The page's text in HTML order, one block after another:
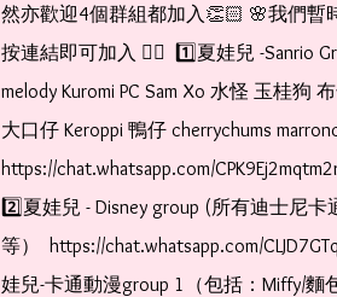
然亦歡迎4個群組都加入👏🏻 🌸我們暫
按連結即可加入 👇🏻  1️⃣夏娃兒 -Sanrio
melody Kuromi PC Sam Xo 水怪 玉桂狗
大口仔 Keroppi 鴨仔 cherrychums
https://chat.whatsapp.com/
2️⃣夏娃兒 - Disney group (所有迪士尼卡
等）  https://chat.whatsapp.com/
娃兒-卡通動漫group 1（包括：Miffy/麵